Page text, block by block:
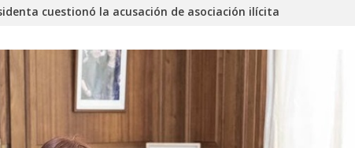
cuestionó la acusación de asociación ilícita